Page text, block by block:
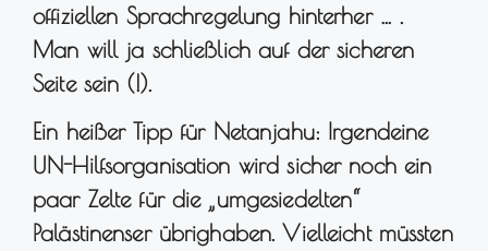
offiziellen Sprachregelung hinterher … .
Man will ja schließlich auf der sicheren
Seite sein (!).
Ein heißer Tipp für Netanjahu: Irgendeine
UN-Hilfsorganisation wird sicher noch ein
paar Zelte für die „umgesiedelten“
Palästinenser übrighaben. Vielleicht müssten